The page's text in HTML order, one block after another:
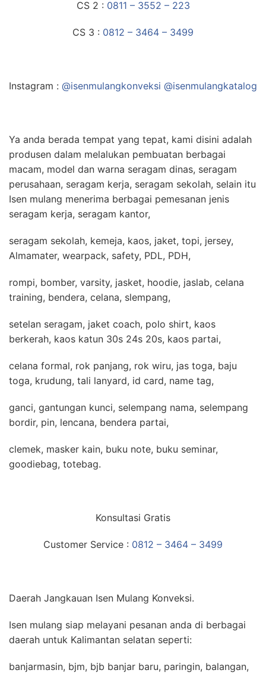
CS 2 : 0811 – 3552 – 223
CS 3 : 0812 – 3464 – 3499
Instagram : @isenmulangkonveksi @isenmulangkatalog
Ya anda berada tempat yang tepat, kami disini adalah
produsen dalam melalukan pembuatan berbagai
macam, model dan warna seragam dinas, seragam
perusahaan, seragam kerja, seragam sekolah, selain itu
Isen mulang menerima berbagai pemesanan jenis
seragam kerja, seragam kantor,
seragam sekolah, kemeja, kaos, jaket, topi, jersey,
Almamater, wearpack, safety, PDL, PDH,
rompi, bomber, varsity, jasket, hoodie, jaslab, celana
training, bendera, celana, slempang,
setelan seragam, jaket coach, polo shirt, kaos
berkerah, kaos katun 30s 24s 20s, kaos partai,
celana formal, rok panjang, rok wiru, jas toga, baju
toga, krudung, tali lanyard, id card, name tag,
ganci, gantungan kunci, selempang nama, selempang
bordir, pin, lencana, bendera partai,
clemek, masker kain, buku note, buku seminar,
goodiebag, totebag.
Konsultasi Gratis
Customer Service : 0812 – 3464 – 3499
Daerah Jangkauan Isen Mulang Konveksi.
Isen mulang siap melayani pesanan anda di berbagai
daerah untuk Kalimantan selatan seperti:
banjarmasin, bjm, bjb banjar baru, paringin, balangan,